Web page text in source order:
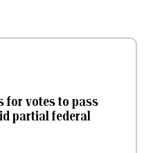
for votes to pass
partial federal